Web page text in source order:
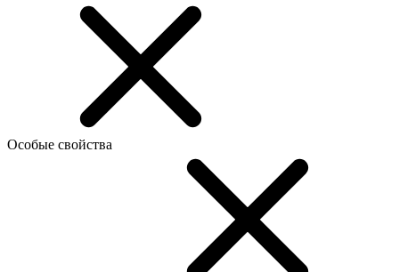
Особые свойства